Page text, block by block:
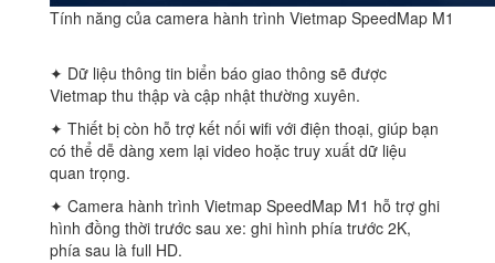
Tính năng của camera hành trình Vietmap SpeedMap M1
✦ Dữ liệu thông tin biển báo giao thông sẽ được
Vietmap thu thập và cập nhật thường xuyên.
✦ Thiết bị còn hỗ trợ kết nối wifi với điện thoại, giúp bạn
có thể dễ dàng xem lại video hoặc truy xuất dữ liệu
quan trọng.
✦ Camera hành trình Vietmap SpeedMap M1 hỗ trợ ghi
hình đồng thời trước sau xe: ghi hình phía trước 2K,
phía sau là full HD.